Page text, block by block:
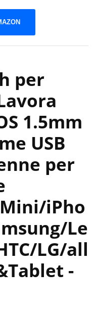
per
1.5mm
USB
per
iPho
Le
LG/all
-